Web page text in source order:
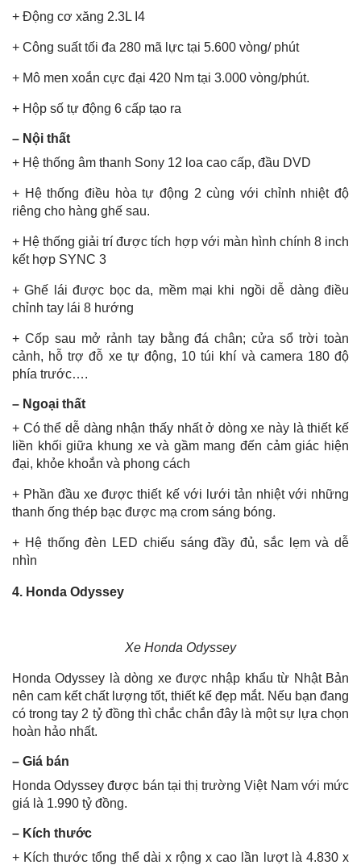
+ Động cơ xăng 2.3L I4
+ Công suất tối đa 280 mã lực tại 5.600 vòng/ phút
+ Mô men xoắn cực đại 420 Nm tại 3.000 vòng/phút.
+ Hộp số tự động 6 cấp tạo ra
– Nội thất
+ Hệ thống âm thanh Sony 12 loa cao cấp, đầu DVD
+ Hệ thống điều hòa tự động 2 cùng với chỉnh nhiệt độ
riêng cho hàng ghế sau.
+ Hệ thống giải trí được tích hợp với màn hình chính 8 inch
kết hợp SYNC 3
+ Ghế lái được bọc da, mềm mại khi ngồi dễ dàng điều
chỉnh tay lái 8 hướng
+ Cốp sau mở rảnh tay bằng đá chân; cửa sổ trời toàn
cảnh, hỗ trợ đỗ xe tự động, 10 túi khí và camera 180 độ
phía trước….
– Ngoại thất
+ Có thể dễ dàng nhận thấy nhất ở dòng xe này là thiết kế
liền khối giữa khung xe và gầm mang đến cảm giác hiện
đại, khỏe khoắn và phong cách
+ Phần đầu xe được thiết kế với lưới tản nhiệt với những
thanh ống thép bạc được mạ crom sáng bóng.
+ Hệ thống đèn LED chiếu sáng đầy đủ, sắc lẹm và dễ
nhìn
4. Honda Odyssey
Xe Honda Odyssey
Honda Odyssey là dòng xe được nhập khẩu từ Nhật Bản
nên cam kết chất lượng tốt, thiết kế đẹp mắt. Nếu bạn đang
có trong tay 2 tỷ đồng thì chắc chắn đây là một sự lựa chọn
hoàn hảo nhất.
– Giá bán
Honda Odyssey được bán tại thị trường Việt Nam với mức
giá là 1.990 tỷ đồng.
– Kích thước
+ Kích thước tổng thể dài x rộng x cao lần lượt là 4.830 x